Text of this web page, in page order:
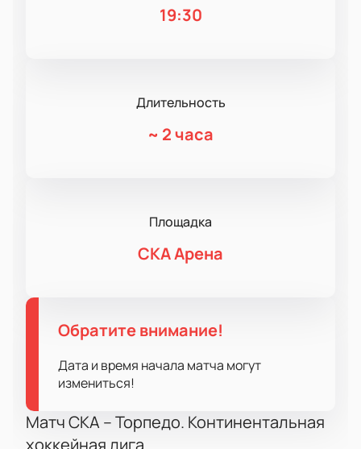
19:30
Длительность
~ 2 часа
Площадка
СКА Арена
Обратите внимание!
Дата и время начала матча могут
измениться!
Матч СКА – Торпедо. Континентальная